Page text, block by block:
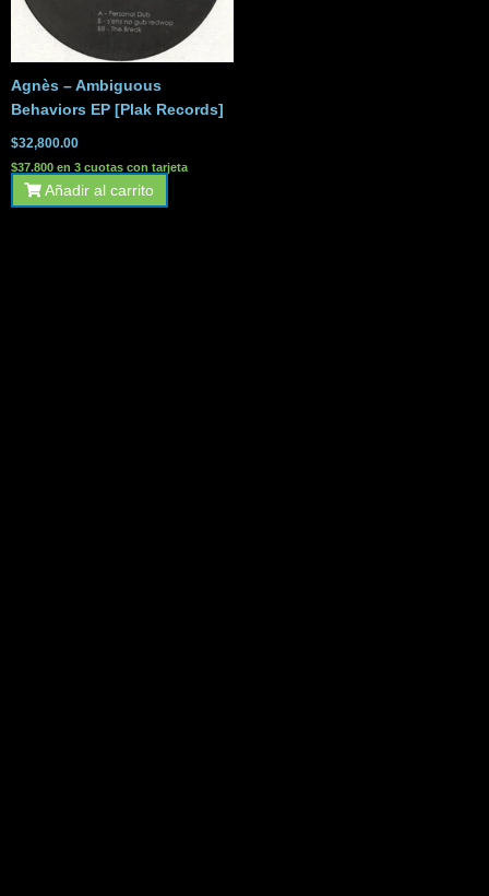
Agnès – Ambiguous
Behaviors EP [Plak Records]
$32,800.00
$37.800 en 3 cuotas con tarjeta
Añadir al carrito